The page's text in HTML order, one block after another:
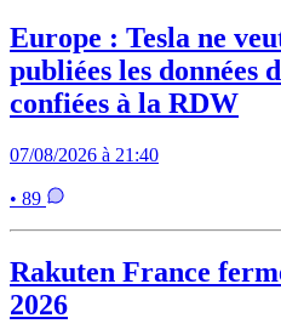
Europe : Tesla ne
publiées les données
confiées à la RDW
07/08/2026 à 21:40
• 89
Rakuten France
2026